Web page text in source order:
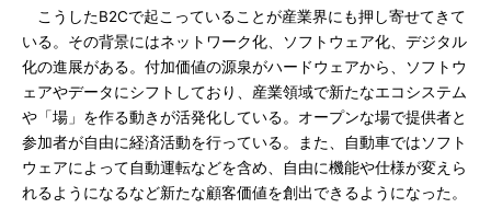
こうしたB2Cで起こっていることが産業界にも押し寄せてきて
いる。その背景にはネットワーク化、ソフトウェア化、デジタル
化の進展がある。付加価値の源泉がハードウェアから、ソフトウ
ェアやデータにシフトしており、産業領域で新たなエコシステム
や「場」を作る動きが活発化している。オープンな場で提供者と
参加者が自由に経済活動を行っている。また、自動車ではソフト
ウェアによって自動運転などを含め、自由に機能や仕様が変えら
れるようになるなど新たな顧客価値を創出できるようになった。